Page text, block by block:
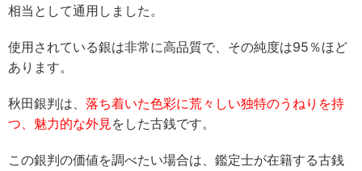
相当として通用しました。
使用されている銀は非常に高品質で、その純度は95％ほど
あります。
秋田銀判は、 落ち着いた色彩に荒々しい独特のうねりを持
つ、魅力的な外見をした古銭です。
この銀判の価値を調べたい場合は、鑑定士が在籍する古銭